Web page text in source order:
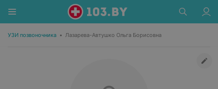
УЗИ позвоночника • Лазарева-Автушко Ольга Борисовна